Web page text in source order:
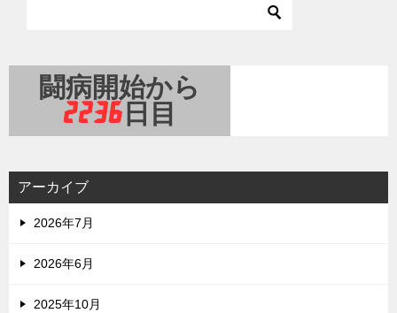
アーカイブ
2026年7月
2026年6月
2025年10月